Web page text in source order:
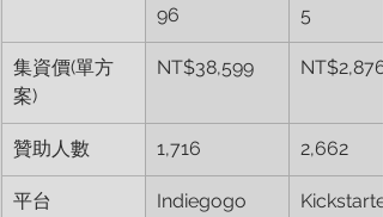
96
5
集資價(單方
案)
NT$38,599 NT$2,876
贊助人數 1,716 2,662
平台 Indiegogo Kickstarter